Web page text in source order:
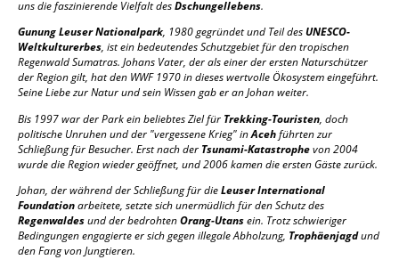
uns die faszinierende Vielfalt desDschungellebens.
Gunung Leuser Nationalpark, 1980 gegründet und Teil desUNESCO-
Weltkulturerbes, ist ein bedeutendes Schutzgebiet für den tropischen
Regenwald Sumatras. Johans Vater, der als einer der ersten Naturschützer
der Region gilt, hat den WWF 1970 in dieses wertvolle Ökosystem eingeführt.
Seine Liebe zur Natur und sein Wissen gab er an Johan weiter.
Bis 1997 war der Park ein beliebtes Ziel für Trekking-Touristen, doch
politische Unruhen und der "vergessene Krieg" inAcehführten zur
Schließung für Besucher. Erst nach der Tsunami-Katastrophevon 2004
wurde die Region wieder geöffnet, und 2006 kamen die ersten Gäste zurück.
Johan, der während der Schließung für dieLeuser International
Foundationarbeitete, setzte sich unermüdlich für den Schutz des
Regenwaldesund der bedrohtenOrang-Utansein. Trotz schwieriger
Bedingungen engagierte er sich gegen illegale Abholzung, Trophäenjagdund
den Fang von Jungtieren.